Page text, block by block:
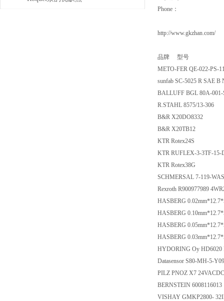
Phone：
http://www.gkzhan.com/
品牌 型号
METO-FER QE-022-PS-
sunfab SC-5025 R SAE B
BALLUFF BGL 80A-
R.STAHL 8575/13-306
B&R X20DO8332
B&R X20TB12
KTR Rotex24S
KTR RUFLEX-3-3TF-15-
KTR Rotex38G
SCHMERSAL 7-119-
Rexroth R900977989
HASBERG
HASBERG
HASBERG
HASBERG
HYDORING Oy HD6020
Datasensor S80-MH-5-
PILZ PNOZ X7
BERNSTEIN 6008116013
VISHAY GMKP2800-